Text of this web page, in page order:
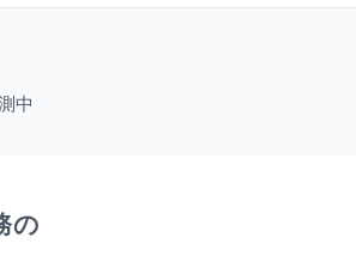
の
中